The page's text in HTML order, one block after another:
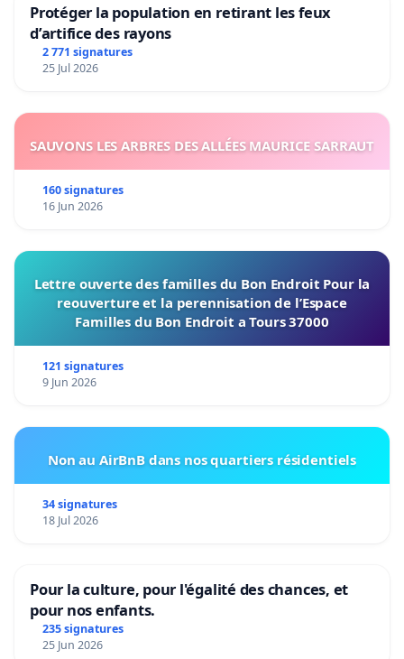
Protéger la population en retirant les feux
d’artifice des rayons
2 771 signatures
25 Jul 2026
SAUVONS LES ARBRES DES ALLÉES MAURICE SARRAUT
160 signatures
16 Jun 2026
Lettre ouverte des familles du Bon Endroit Pour la
reouverture et la perennisation de l’Espace
Familles du Bon Endroit a Tours 37000
121 signatures
9 Jun 2026
Non au AirBnB dans nos quartiers résidentiels
34 signatures
18 Jul 2026
Pour la culture, pour l'égalité des chances, et
pour nos enfants.
235 signatures
25 Jun 2026